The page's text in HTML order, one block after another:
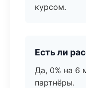
курсом.
Есть ли
Да, 0% на 6
партнёры.